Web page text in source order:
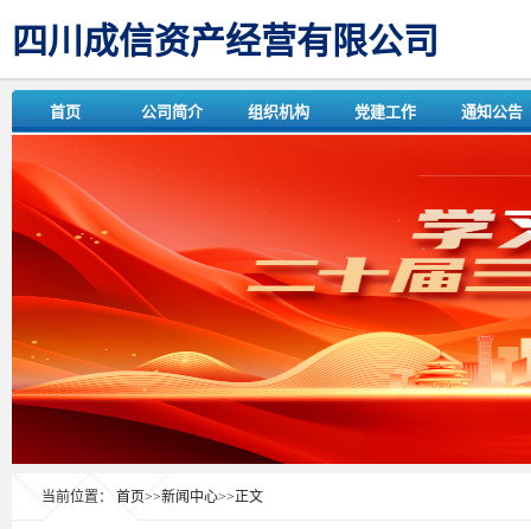
四川成信资产经营有限公司
首页 公司简介 组织机构 党建工作 通知公告
当前位置： 首页>>新闻中心>>正文